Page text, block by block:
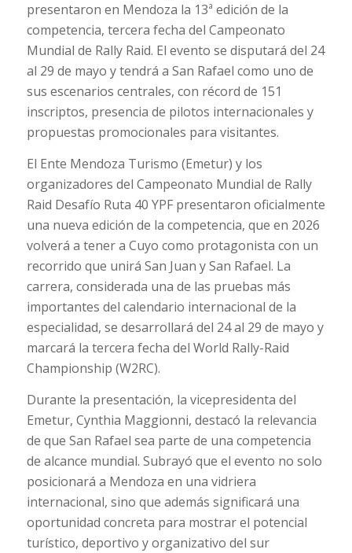
presentaron en Mendoza la 13ª edición de la
competencia, tercera fecha del Campeonato
Mundial de Rally Raid. El evento se disputará del 24
al 29 de mayo y tendrá a San Rafael como uno de
sus escenarios centrales, con récord de 151
inscriptos, presencia de pilotos internacionales y
propuestas promocionales para visitantes.
El Ente Mendoza Turismo (Emetur) y los
organizadores del Campeonato Mundial de Rally
Raid Desafío Ruta 40 YPF presentaron oficialmente
una nueva edición de la competencia, que en 2026
volverá a tener a Cuyo como protagonista con un
recorrido que unirá San Juan y San Rafael. La
carrera, considerada una de las pruebas más
importantes del calendario internacional de la
especialidad, se desarrollará del 24 al 29 de mayo y
marcará la tercera fecha del World Rally-Raid
Championship (W2RC).
Durante la presentación, la vicepresidenta del
Emetur, Cynthia Maggionni, destacó la relevancia
de que San Rafael sea parte de una competencia
de alcance mundial. Subrayó que el evento no solo
posicionará a Mendoza en una vidriera
internacional, sino que además significará una
oportunidad concreta para mostrar el potencial
turístico, deportivo y organizativo del sur